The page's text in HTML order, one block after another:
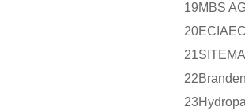
19MBS
20ECIA
21
22
23